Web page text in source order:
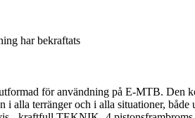
har bekraftats
för användning på E-MTB. Den
alla terränger och i alla situationer,